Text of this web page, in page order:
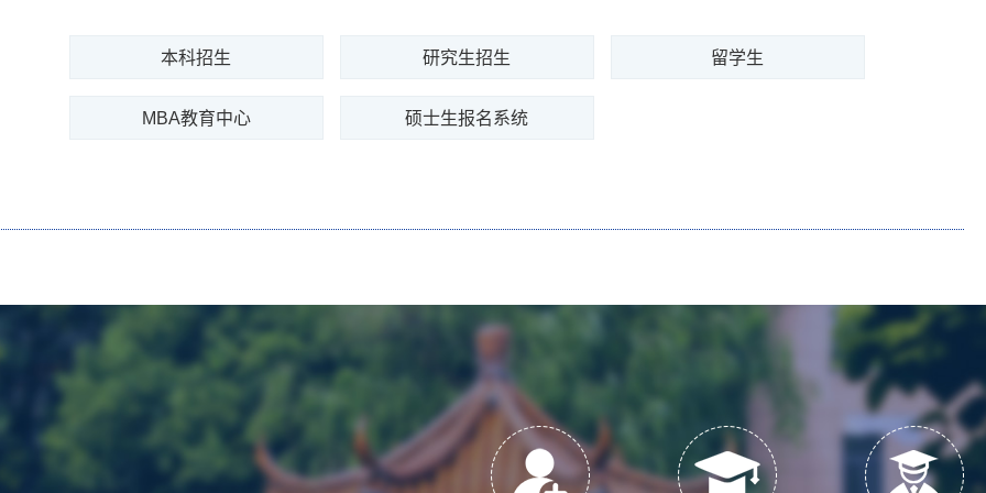
本科招生 研究生招生 留学生
MBA教育中心 硕士生报名系统